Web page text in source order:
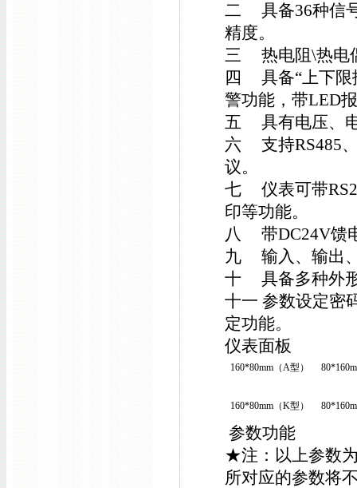
二 具备36种信
精度。
三 热电阻\热电
四 具备“上下限
警功能，带LED
五 具有电压、
六 支持RS485、
议。
七 仪表可带
印等功能。
八 带DC24V馈
九 输入、输出
十 具备多种外
十一 参数设定密
定功能。
仪表面板
160*80mm（A型）
160*80mm（K型）
参数功能
★注：以上参数
所对应的参数将